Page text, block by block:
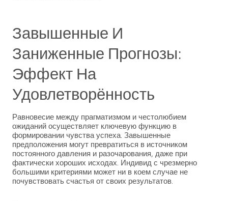
Завышенные И
Заниженные Прогнозы:
Эффект На
Удовлетворённость
Равновесие между прагматизмом и честолюбием
ожиданий осуществляет ключевую функцию в
формировании чувства успеха. Завышенные
предположения могут превратиться в источником
постоянного давления и разочарования, даже при
фактически хороших исходах. Индивид с чрезмерно
большими критериями может ни в коем случае не
почувствовать счастья от своих результатов.